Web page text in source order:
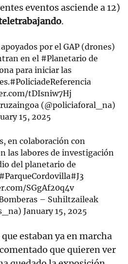
eventos asciende a 12)
.
por el GAP (drones)
en el #Planetario de
para iniciar las
#PoliciadeReferencia
tDIsniw7Hj
(@policiaforal_na)
15, 2025
en colaboración con
las labores de investigación
del planetario de
#ParqueCordovilla#J3
SGgAf20q4v
– Suhiltzaileak
January 15, 2025
estaban ya en marcha
que quieren ver